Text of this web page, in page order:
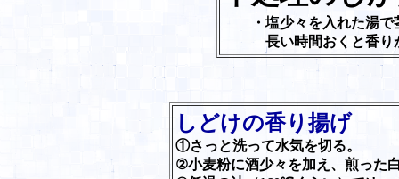
・塩少々を入れた湯で
長い時間おくと香りが
しどけの香り揚げ
①さっと洗って水気を切る。
②小麦粉に酒少々を加え、煎った